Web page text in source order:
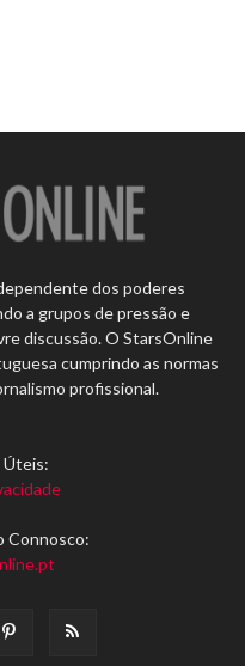
dos poderes
a grupos de pressão e
discussão. O StarsOnline
cumprindo as normas
profissional.
Úteis:
Connosco: